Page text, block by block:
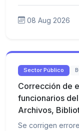
08 Aug 2026
Sector Público
Corrección de
funcionarios
Archivos,
Se corrigen